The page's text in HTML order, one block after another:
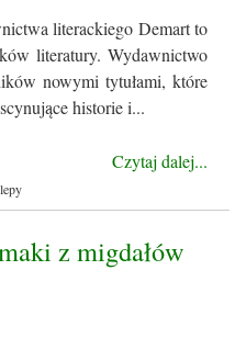
literackiego Demart to
literatury. Wydawnictwo
nowymi tytułami, które
historie i...
Czytaj dalej...
z migdałów